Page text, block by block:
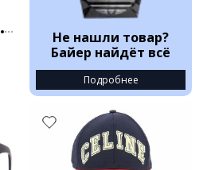
Не нашли товар?
Байер найдёт всё
Подробнее